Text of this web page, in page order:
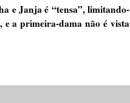
e Janja é “tensa”, limitando-
e a primeira-dama não é vista